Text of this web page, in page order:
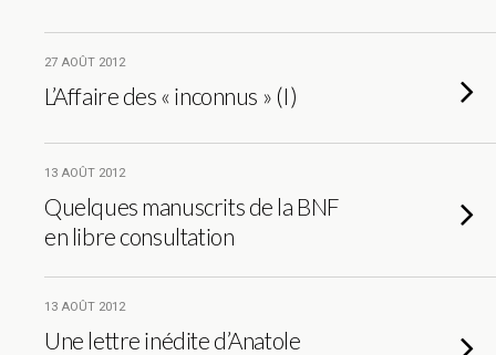
27 AOÛT 2012
L’Affaire des « inconnus » (I)
13 AOÛT 2012
Quelques manuscrits de la BNF
en libre consultation
13 AOÛT 2012
Une lettre inédite d’Anatole